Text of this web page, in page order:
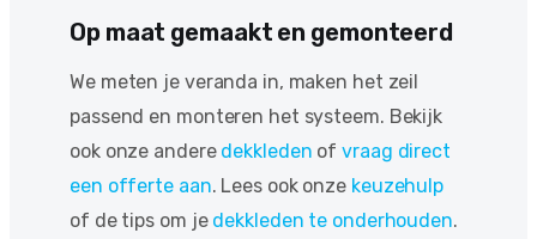
Op maat gemaakt en gemonteerd
We meten je veranda in, maken het zeil
passend en monteren het systeem. Bekijk
ook onze andere dekkleden ofvraag direct
een offerte aan. Lees ook onze keuzehulp
of de tips om je dekkleden te onderhouden.